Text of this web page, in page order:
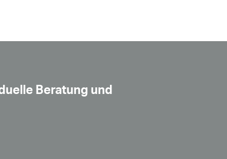
Beratung und